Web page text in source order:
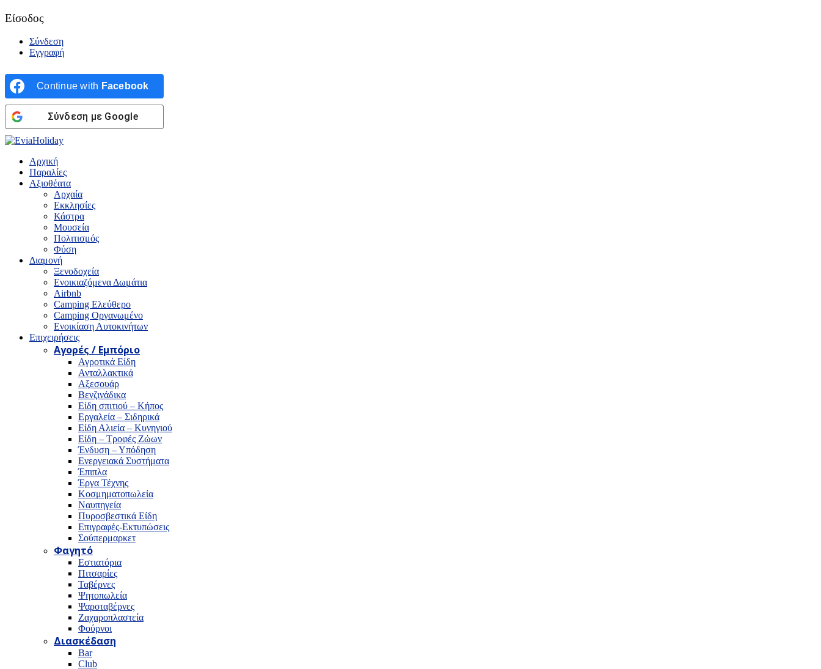
Είσοδος
Σύνδεση
Εγγραφή
Continue with Facebook
Σύνδεση με Google
Αρχική
Παραλίες
Αξιοθέατα
Αρχαία
Εκκλησίες
Κάστρα
Μουσεία
Πολιτισμός
Φύση
Διαμονή
Ξενοδοχεία
Ενοικιαζόμενα Δωμάτια
Airbnb
Camping Ελεύθερο
Camping Οργανωμένο
Ενοικίαση Αυτοκινήτων
Επιχειρήσεις
Αγορές / Εμπόριο
Αγροτικά Είδη
Ανταλλακτικά
Αξεσουάρ
Βενζινάδικα
Είδη σπιτιού – Κήπος
Εργαλεία – Σιδηρικά
Είδη Αλιεία – Κυνηγιού
Είδη – Τροφές Ζώων
Ένδυση – Υπόδηση
Ενεργειακά Συστήματα
Έπιπλα
Έργα Τέχνης
Κοσμηματοπωλεία
Ναυπηγεία
Πυροσβεστικά Είδη
Επιγραφές-Εκτυπώσεις
Σούπερμαρκετ
Φαγητό
Εστιατόρια
Πιτσαρίες
Ταβέρνες
Ψητοπωλεία
Ψαροταβέρνες
Ζαχαροπλαστεία
Φούρνοι
Διασκέδαση
Bar
Club